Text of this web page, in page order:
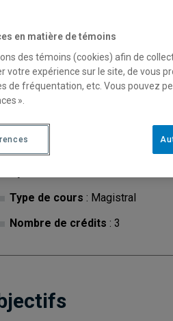
Description
Type de cours : Magistral
Nombre de crédits : 3
en matière de témoins
des témoins (cookies) afin de
votre expérience sur le site, de vous
de fréquentation, etc. Vous pouvez
».